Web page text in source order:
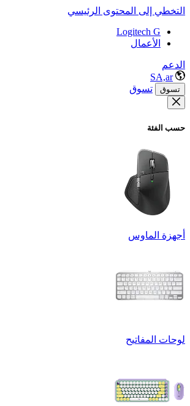
التخطي إلى المحتوى الرئيسي
Logitech G
الأعمال
الدعم
SA,ar
تسوق تسوق
حسب الفئة
أجهزة الماوس
لوحات المفاتيح